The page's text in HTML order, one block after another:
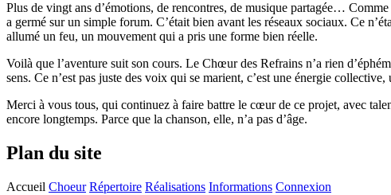
Plus de vingt ans d’émotions, de rencontres, de musique partagée…
a germé sur un simple forum. C’était bien avant les réseaux sociaux. Ce
allumé un feu, un mouvement qui a pris une forme bien réelle.
Voilà que l’aventure suit son cours. Le Chœur des Refrains n’a rien
sens. Ce n’est pas juste des voix qui se marient, c’est une énergie
Merci à vous tous, qui continuez à faire battre le cœur de ce projet, avec
encore longtemps. Parce que la chanson, elle, n’a pas d’âge.
Plan du site
Accueil Choeur Répertoire Réalisations Informations Connexion